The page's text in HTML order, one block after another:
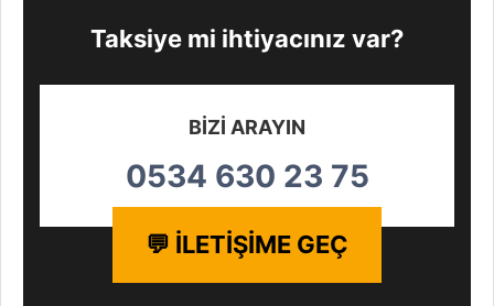
Taksiye mi ihtiyacınız var?
BİZİ ARAYIN
0534 630 23 75
💬 İLETİŞİME GEÇ